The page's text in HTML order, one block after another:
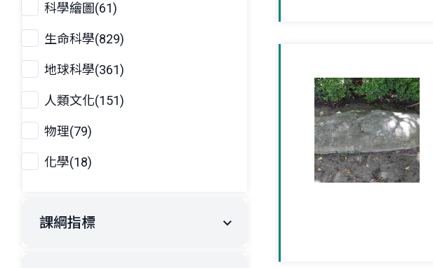
科學繪圖(61)
生命科學(829)
地球科學(361)
人類文化(151)
物理(79)
化學(18)
課綱指標